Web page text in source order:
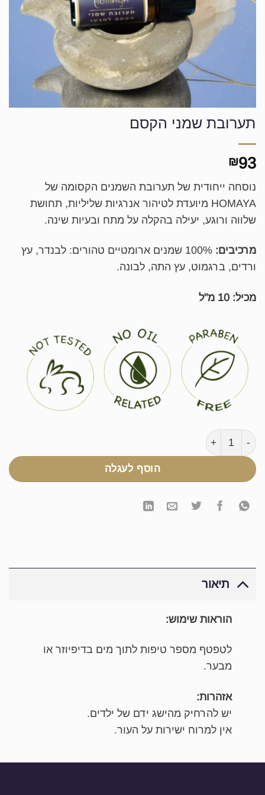
תערובת שמני הקסם
₪93
נוסחה ייחודית של תערובת השמנים הקסומה של
HOMAYA מיועדת לטיהור אנרגיות שליליות, תחושת
שלווה ורוגע, יעילה בהקלה על מתח ובעיות שינה.
מרכיבים:
100% שמנים ארומטיים טהורים: לבנדר, עץ
ורדים, ברגמוט, עץ התה, לבונה.
מכיל: 10 מ"ל
כמות של תערובת שמני הקסם
הוסף לעגלה
תיאור
הוראות שימוש:
לטפטף מספר טיפות לתוך מים בדיפיוזר או
מבער.
אזהרות:
יש להרחיק מהישג ידם של ילדים.
אין למרוח ישירות על העור.